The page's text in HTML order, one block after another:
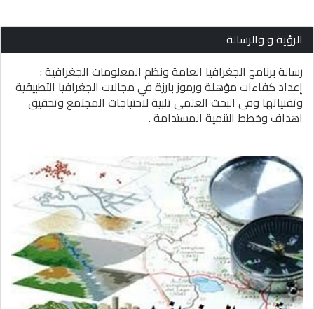
الرؤية و والرسالة
رسالة برنامج الجغرافيا العامة ونظم المعلومات الجغرافية :
إعداد كفاءات مؤهلة ورموز بارزة في مجالات الجغرافيا التطبيقية
وتقنياتها وفى البحث العلمى تلبية لاحتياجات المجتمع وتحقيق
اهداف وخطط التنمية المستدامة .